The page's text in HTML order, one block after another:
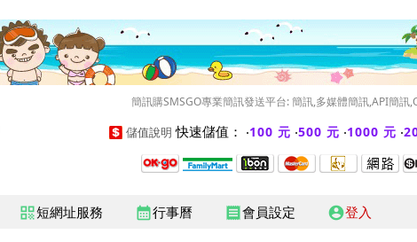
簡訊購SMSGO專業簡訊發送平台: 簡訊,多媒體簡訊,API簡訊
儲值說明 快速儲值： ‧100 元 ‧500 元 ‧1000 元 ‧
qr_code短網址服務 calendar_month行事曆 receipt 會員設定 account_circle登入